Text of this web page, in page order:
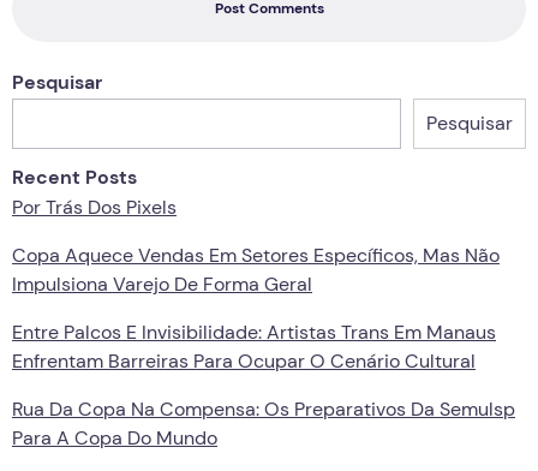
Post Comments
Pesquisar
Pesquisar
Recent Posts
Por Trás Dos Pixels
Copa Aquece Vendas Em Setores Específicos, Mas Não
Impulsiona Varejo De Forma Geral
Entre Palcos E Invisibilidade: Artistas Trans Em Manaus
Enfrentam Barreiras Para Ocupar O Cenário Cultural
Rua Da Copa Na Compensa: Os Preparativos Da Semulsp
Para A Copa Do Mundo